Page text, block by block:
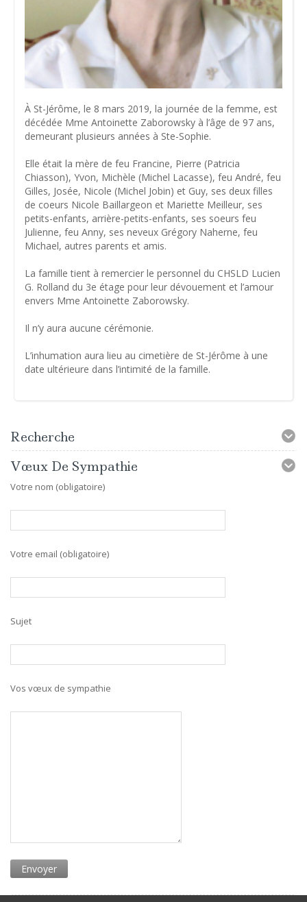
À St-Jérôme, le 8 mars 2019, la journée de la femme, est
décédée Mme Antoinette Zaborowsky à l’âge de 97 ans,
demeurant plusieurs années à Ste-Sophie.
Elle était la mère de feu Francine, Pierre (Patricia
Chiasson), Yvon, Michèle (Michel Lacasse), feu André, feu
Gilles, Josée, Nicole (Michel Jobin) et Guy, ses deux filles
de coeurs Nicole Baillargeon et Mariette Meilleur, ses
petits-enfants, arrière-petits-enfants, ses soeurs feu
Julienne, feu Anny, ses neveux Grégory Naherne, feu
Michael, autres parents et amis.
La famille tient à remercier le personnel du CHSLD Lucien
G. Rolland du 3e étage pour leur dévouement et l’amour
envers Mme Antoinette Zaborowsky.
Il n’y aura aucune cérémonie.
L’inhumation aura lieu au cimetière de St-Jérôme à une
date ultérieure dans l’intimité de la famille.
Recherche
Vœux De Sympathie
Votre nom (obligatoire)
Votre email (obligatoire)
Sujet
Vos vœux de sympathie